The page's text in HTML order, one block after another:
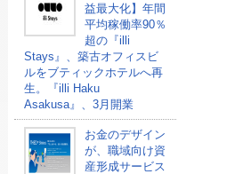
益最大化】年間
平均稼働率90％
超の『illi
Stays』、築古オフィスビ
ルをブティックホテルへ再
生。『illi Haku
Asakusa』、3月開業
お金のデザイン
が、職域向け資
産形成サービス